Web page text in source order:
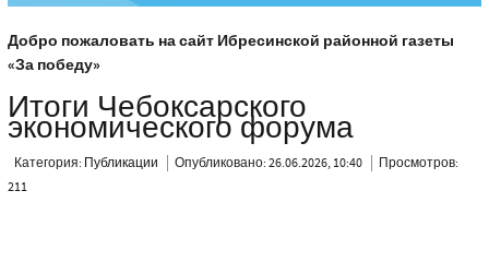
Добро пожаловать на сайт Ибресинской районной газеты
«За победу»
Итоги Чебоксарского
экономического форума
Категория: Публикации Опубликовано: 26.06.2026, 10:40
Просмотров:
211